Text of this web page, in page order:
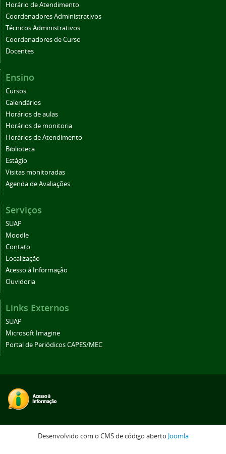
Horário de Atendimento
Coordenadores Administrativos
Técnicos Administrativos
Coordenadores de Curso
Docentes
Ensino
Cursos
Calendários
Horários de aulas
Horários de monitoria
Horários de Atendimento
Biblioteca
Estágio
Visitas monitoradas
Agenda de Avaliações
Serviços
SUAP
Moodle
Contato
Localização
Acesso à Informação
Ouvidoria
Links Externos
SUAP
Microsoft Imagine
Portal de Periódicos CAPES/MEC
Desenvolvido com o CMS de código aberto Joomla